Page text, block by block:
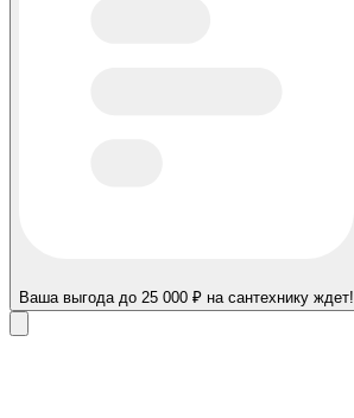
Ваша выгода до 25 000 ₽ на сантехнику ждет!